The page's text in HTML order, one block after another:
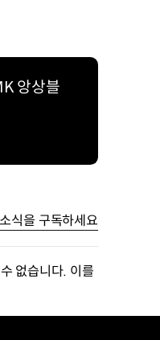
앙상블
식을 구독하세요
없습니다. 이를